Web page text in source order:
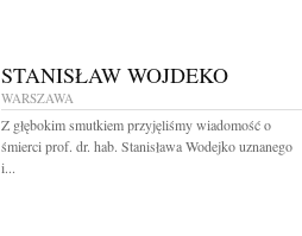
STANISŁAW WOJDEKO
WARSZAWA
Z głębokim smutkiem przyjęliśmy wiadomość o
śmierci prof. dr. hab. Stanisława Wodejko uznanego
i...